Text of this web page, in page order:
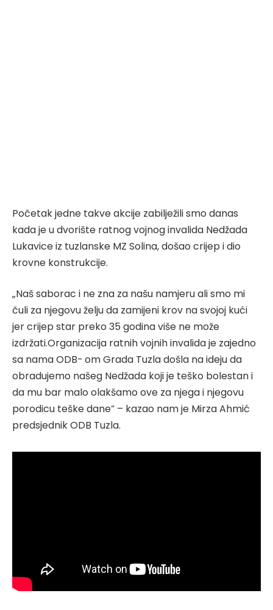
Početak jedne takve akcije zabilježili smo danas
kada je u dvorište ratnog vojnog invalida Nedžada
Lukavice iz tuzlanske MZ Solina, došao crijep i dio
krovne konstrukcije.
„Naš saborac i ne zna za našu namjeru ali smo mi
čuli za njegovu želju da zamijeni krov na svojoj kući
jer crijep star preko 35 godina više ne može
izdržati.Organizacija ratnih vojnih invalida je zajedno
sa nama ODB- om Grada Tuzla došla na ideju da
obradujemo našeg Nedžada koji je teško bolestan i
da mu bar malo olakšamo ove za njega i njegovu
porodicu teške dane“ – kazao nam je Mirza Ahmić
predsjednik ODB Tuzla.